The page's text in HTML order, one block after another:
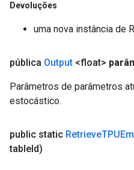
Devoluções
uma nova instância de
pública Output <float>
Parâmetros de parâmetros
estocástico.
public static Retrieve
tableId)